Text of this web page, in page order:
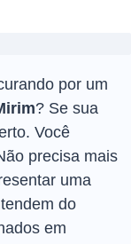
por um
? Se sua
Você
precisa mais
uma
do
em